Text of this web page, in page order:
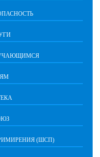
(ШСП)